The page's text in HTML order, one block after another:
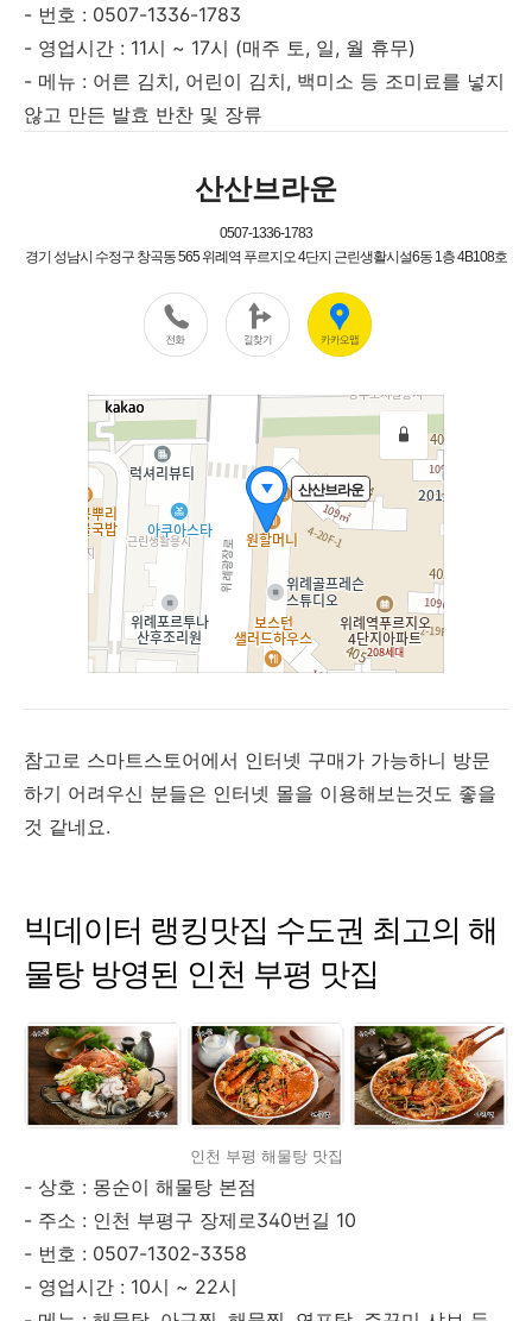
- 번호 : 0507-1336-1783
- 영업시간 : 11시 ~ 17시 (매주 토, 일, 월 휴무)
- 메뉴 : 어른 김치, 어린이 김치, 백미소 등 조미료를 넣지
않고 만든 발효 반찬 및 장류
참고로 스마트스토어에서 인터넷 구매가 가능하니 방문
하기 어려우신 분들은 인터넷 몰을 이용해보는것도 좋을
것 같네요.
빅데이터 랭킹맛집 수도권 최고의 해
물탕 방영된 인천 부평 맛집
인천 부평 해물탕 맛집
- 상호 : 몽순이 해물탕 본점
- 주소 : 인천 부평구 장제로340번길 10
- 번호 : 0507-1302-3358
- 영업시간 : 10시 ~ 22시